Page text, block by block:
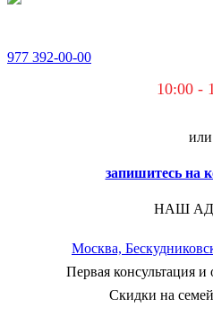
977 392-00-00
10:00 -
или
запишитесь на
НАШ
Москва,
Первая консультация и
Скидки на